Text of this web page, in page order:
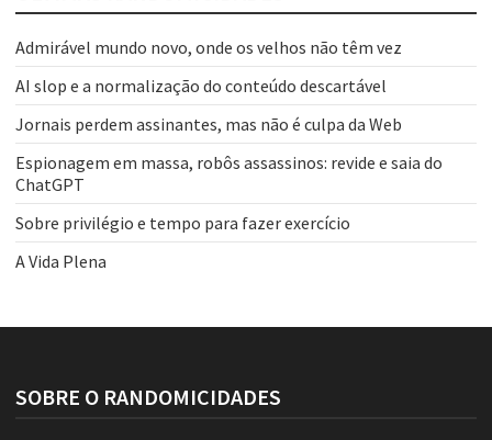
Admirável mundo novo, onde os velhos não têm vez
AI slop e a normalização do conteúdo descartável
Jornais perdem assinantes, mas não é culpa da Web
Espionagem em massa, robôs assassinos: revide e saia do
ChatGPT
Sobre privilégio e tempo para fazer exercício
A Vida Plena
SOBRE O RANDOMICIDADES